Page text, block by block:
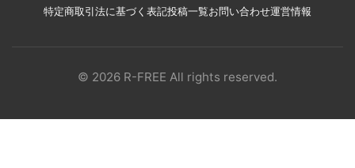
特定商取引法に基づく表記投稿一覧お問い合わせ運営情報
© 2026 R-FREE All rights reserved.